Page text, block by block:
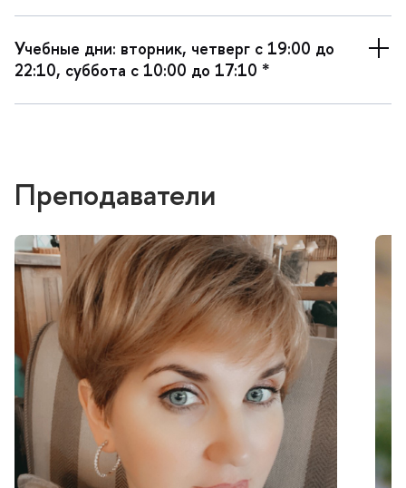
Учебные дни: вторник, четверг с 19:00 до
22:10, суббота с 10:00 до 17:10 *
Преподаватели